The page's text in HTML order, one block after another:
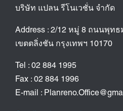
บริษัท แปลน รีโนเวชั่น จำกัด
Address : 2/12 หมู่ 8 ถนนพุท
เขตตลิ่งชัน กรุงเทพฯ 10170
Tel : 02 884 1995
Fax : 02 884 1996
E-mail :